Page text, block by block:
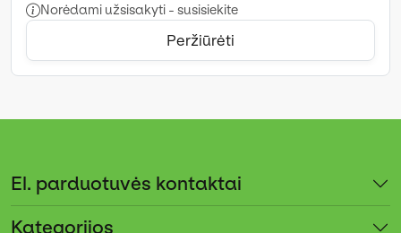
Norėdami užsisakyti - susisiekite
Peržiūrėti
El. parduotuvės kontaktai
Kategorijos